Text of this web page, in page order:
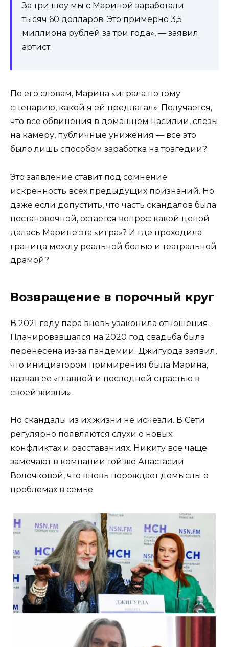
За три шоу мы с Мариной заработали
тысяч 60 долларов. Это примерно 3,5
миллиона рублей за три года», — заявил
артист.
По его словам, Марина «играла по тому
сценарию, какой я ей предлагал». Получается,
что все обвинения в домашнем насилии, слезы
на камеру, публичные унижения — все это
было лишь способом заработка на трагедии?
Это заявление ставит под сомнение
искренность всех предыдущих признаний. Но
даже если допустить, что часть скандалов была
постановочной, остается вопрос: какой ценой
далась Марине эта «игра»? И где проходила
граница между реальной болью и театральной
драмой?
Возвращение в порочный круг
В 2021 году пара вновь узаконила отношения.
Планировавшаяся на 2020 год свадьба была
перенесена из-за пандемии. Джигурда заявил,
что инициатором примирения была Марина,
назвав ее «главной и последней страстью в
своей жизни».
Но скандалы из их жизни не исчезли. В Сети
регулярно появляются слухи о новых
конфликтах и расставаниях. Никиту все чаще
замечают в компании той же Анастасии
Волочковой, что вновь порождает домыслы о
проблемах в семье.